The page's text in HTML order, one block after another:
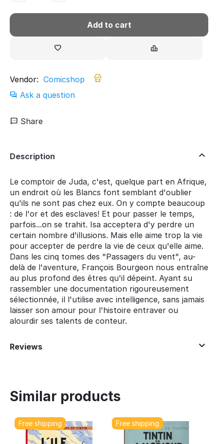
Add to cart
Vendor: Comicshop
Ask a question
Share
Description
Le comptoir de Juda, c'est, quelque part en Afrique,
un endroit où les Blancs font semblant d'oublier
qu'ils ne sont pas chez eux. On y compte beaucoup
: de l'or et des esclaves! Et pour passer le temps,
parfois...on se trahit. Isa acceptera d'y perdre un
certain nombre d'illusions. Mais elle aime trop la vie
pour accepter de perdre la vie de ceux qu'elle aime.
Dans les cinq tomes des "Passagers du vent", au-
delà de l'aventure, François Bourgeon nous entraîne
au plus profond des êtres qu'il dépeint. Ayant su
rassembler une documentation rigoureusement
sélectionnée, il l'utilise avec intelligence, sans jamais
laisser son amour pour l'histoire entraver ou
alourdir ses talents de conteur.
Reviews
Similar products
Free shipping Free shipping